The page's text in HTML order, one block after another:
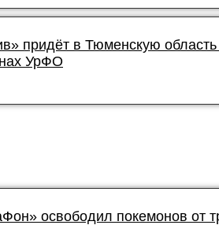
придёт в Тюменскую область
УрФО
освободил покемонов от